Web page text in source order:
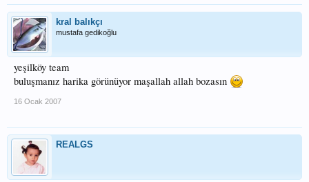
kral balıkçı
mustafa gedikoğlu
yeşilköy team
buluşmanız harika görünüyor maşallah allah bozasın
16 Ocak 2007
REALGS